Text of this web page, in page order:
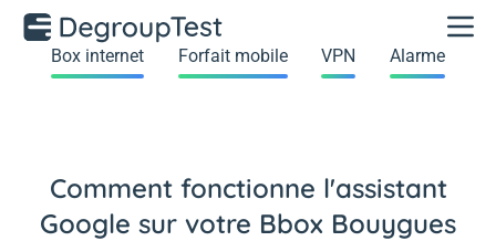
Box internet Forfait mobile VPN Alarme
Comment fonctionne l'assistant
Google sur votre Bbox Bouygues